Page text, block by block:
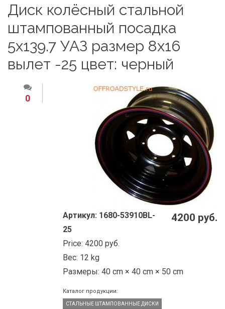
Диск колёсный стальной
штампованный посадка
5x139.7 УАЗ размер 8х16
вылет -25 цвет: черный
0
4200 руб.
Артикул: 1680-53910BL-
25
Price: 4200 руб.
Вес: 12 kg
Размеры: 40 cm × 40 cm × 50 cm
Каталог продукции:
СТАЛЬНЫЕ ШТАМПОВАННЫЕ ДИСКИ